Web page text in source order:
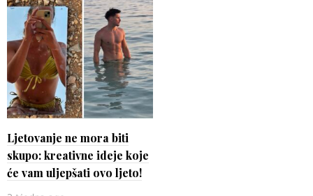
Ljetovanje ne mora biti
skupo: kreativne ideje koje
će vam uljepšati ovo ljeto!